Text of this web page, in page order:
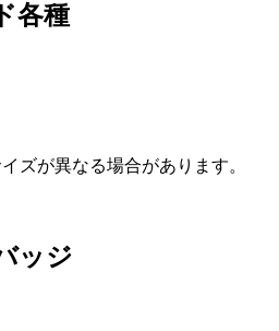
各種
ズが異なる場合があります。
ッジ